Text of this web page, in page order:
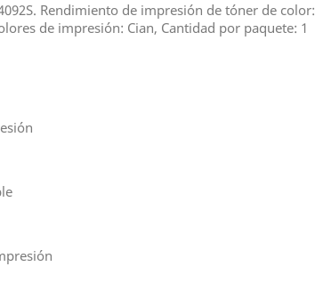
Rendimiento de impresión de tóner de color:
de impresión: Cian, Cantidad por paquete: 1